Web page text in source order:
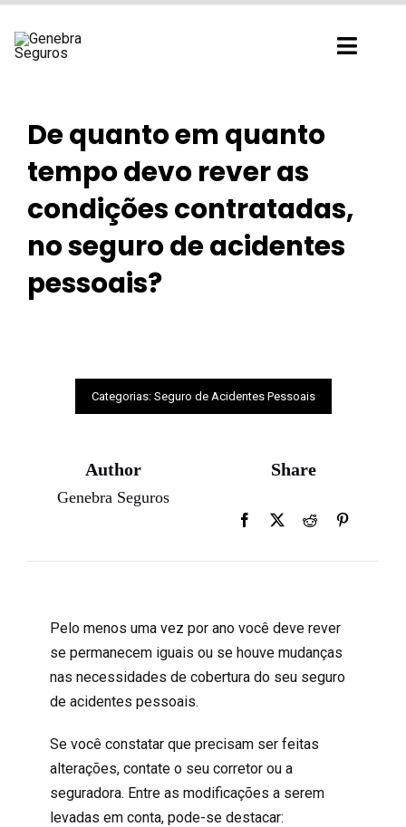
para
De quanto em quanto
tempo devo rever as
condições contratadas,
no seguro de acidentes
pessoais?
Categorias: Seguro de Acidentes Pessoais
Author
Genebra Seguros
Share
Pelo menos uma vez por ano você deve rever
se permanecem iguais ou se houve mudanças
nas necessidades de cobertura do seu seguro
de acidentes pessoais.
Se você constatar que precisam ser feitas
alterações, contate o seu corretor ou a
seguradora. Entre as modificações a serem
levadas em conta, pode-se destacar: